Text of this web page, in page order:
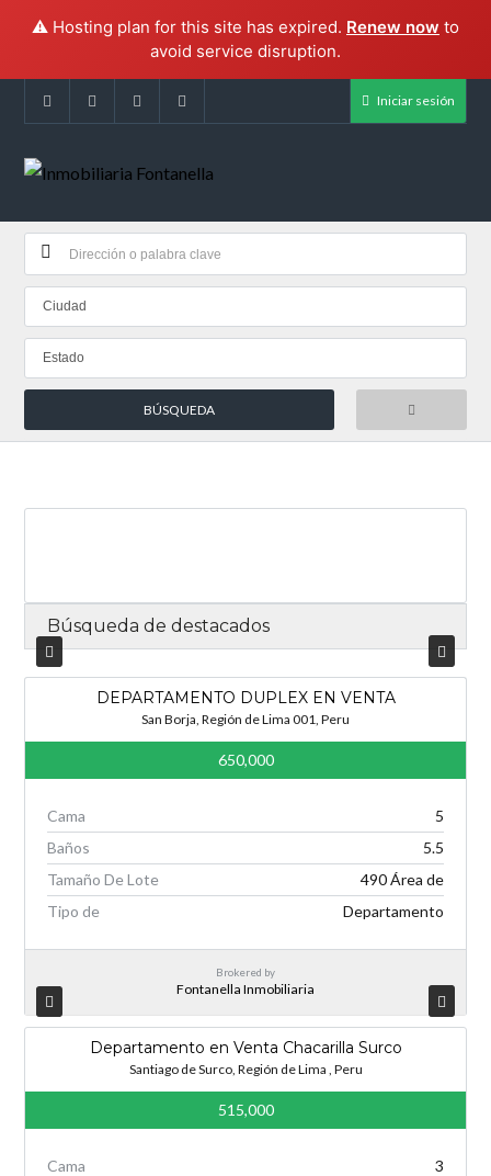
⚠️ Hosting plan for this site has expired. Renew now to
avoid service disruption.
Log in
Password
Iniciar sesión
Ciudad
Estado
Búsqueda de destacados
DEPARTAMENTO DUPLEX EN VENTA
San Borja, Región de Lima 001, Peru
650,000
Cama
5
Baños
5.5
Tamaño De Lote
490 Área de
Tipo de
Departamento
Brokered by
Fontanella Inmobiliaria
Departamento en Venta Chacarilla Surco
Santiago de Surco, Región de Lima , Peru
515,000
Cama
3